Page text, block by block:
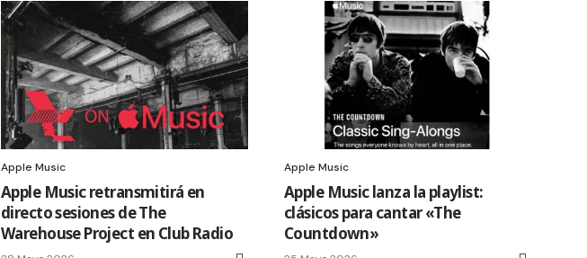
Apple Music
Apple Music retransmitirá en
directo sesiones de The
Warehouse Project en Club Radio
Apple Music
Apple Music lanza la playlist:
clásicos para cantar «The
Countdown»